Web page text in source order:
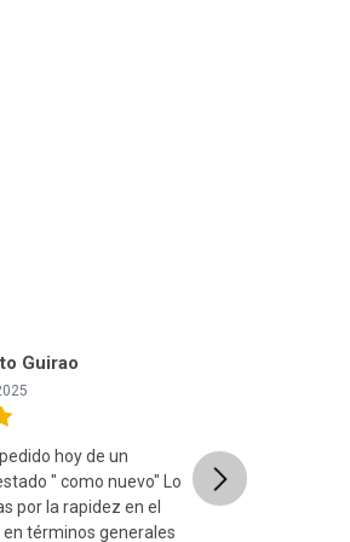
Guirao
hoy de un
" como nuevo" Lo
por la rapidez en el
en términos generales
Muy contento
está en un
fue muy
Next